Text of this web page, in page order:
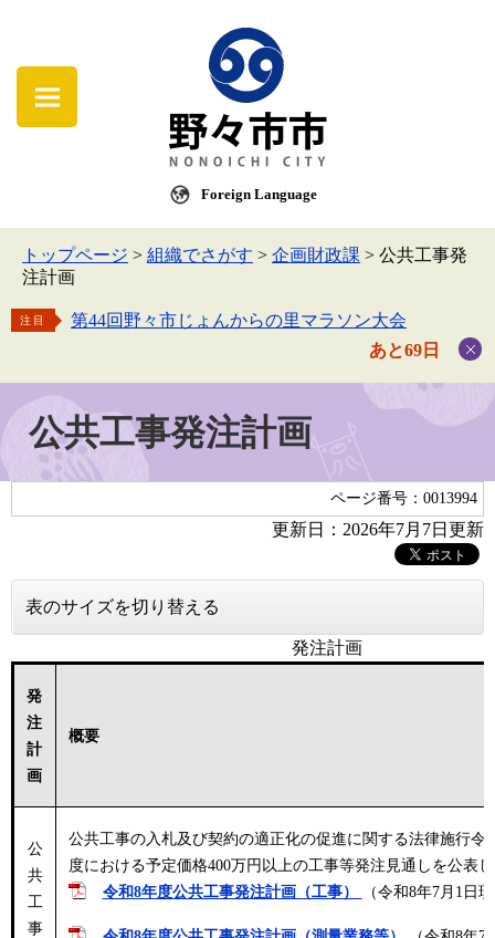
Foreign Language
トップページ > 組織でさがす > 企画財政課 > 公共工事発
注計画
注目
第44回野々市じょんからの里マラソン大会
あと69日
公共工事発注計画
ページ番号：0013994
更新日：2026年7月7日更新
表のサイズを切り替える
発注計画
発
注
計
画
概要
公
共
工
事
公共工事の入札及び契約の適正化の促進に関する法律施行令
度における予定価格400万円以上の工事等発注見通しを公表
令和8年度公共工事発注計画（工事）
（令和8年7月1日